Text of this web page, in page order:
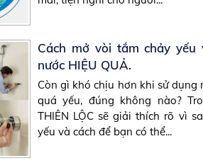
Cách mở vòi tắm chảy
nước HIỆU QUẢ.
Còn gì khó chịu hơn khi sử dụng
quá yếu, đúng không nào?
THIÊN LỘC sẽ giải thích rõ vì
yếu và cách để bạn có thể...